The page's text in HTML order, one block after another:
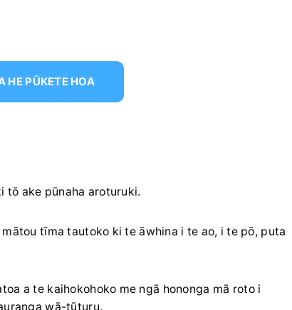
HE PŪKETE HOA
tō ake pūnaha aroturuki.
tīma tautoko ki te āwhina i te ao, i te pō, puta
a te kaihokohoko me ngā hononga mā roto i
wā-tūturu.